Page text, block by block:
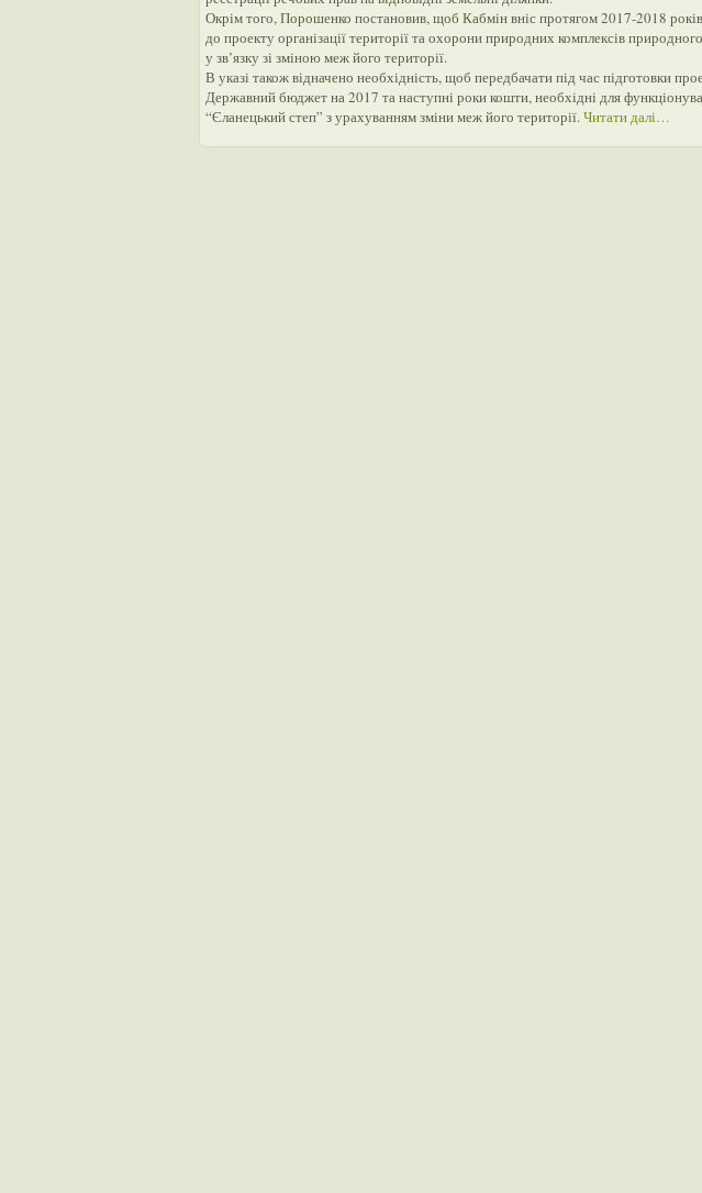
Окрім того, Порошенко постановив, щоб Кабмін вніс протягом 2017-2018
до проекту організації території та охорони природних комплексів
у зв’язку зі зміною меж його території.
В указі також відначено необхідність, щоб передбачати під час підготовки
Державний бюджет на 2017 та наступні роки кошти, необхідні для
“Єланецький степ” з урахуванням зміни меж його території.Читати далі…